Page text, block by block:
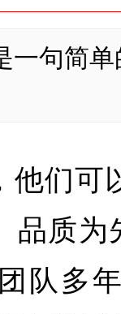
一句简
们可
品质
队多